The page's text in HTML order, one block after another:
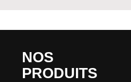
NOS
PRODUITS